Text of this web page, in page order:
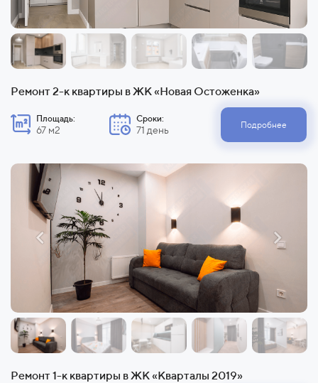
Ремонт 2-к квартиры в ЖК «Новая Остоженка»
Площадь:
67 м2
Сроки:
71 день Подробнее
Ремонт 1-к квартиры в ЖК «Кварталы 2019»